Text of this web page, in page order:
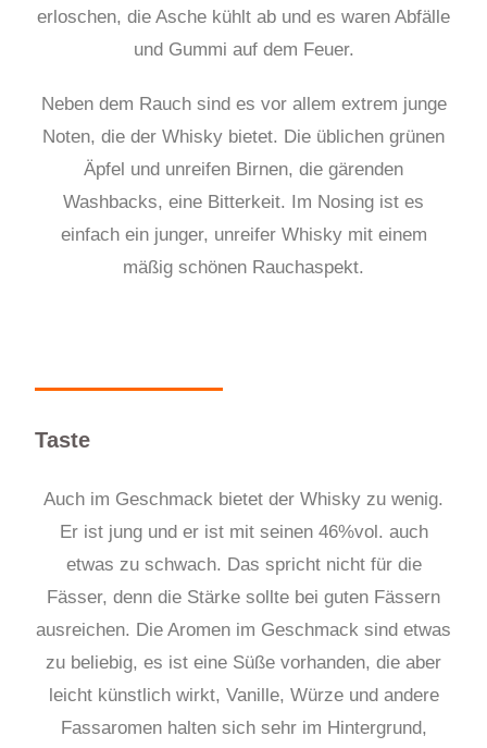
erloschen, die Asche kühlt ab und es waren Abfälle
und Gummi auf dem Feuer.
Neben dem Rauch sind es vor allem extrem junge
Noten, die der Whisky bietet. Die üblichen grünen
Äpfel und unreifen Birnen, die gärenden
Washbacks, eine Bitterkeit. Im Nosing ist es
einfach ein junger, unreifer Whisky mit einem
mäßig schönen Rauchaspekt.
Taste
Auch im Geschmack bietet der Whisky zu wenig.
Er ist jung und er ist mit seinen 46%vol. auch
etwas zu schwach. Das spricht nicht für die
Fässer, denn die Stärke sollte bei guten Fässern
ausreichen. Die Aromen im Geschmack sind etwas
zu beliebig, es ist eine Süße vorhanden, die aber
leicht künstlich wirkt, Vanille, Würze und andere
Fassaromen halten sich sehr im Hintergrund,